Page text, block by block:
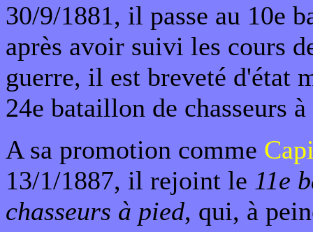
30/9/1881, il passe au 10e
après avoir suivi les cours
guerre, il est breveté d'état
24e bataillon de chasseurs
A sa promotion comme
13/1/1887, il rejoint le 11e
chasseurs à pied, qui, à